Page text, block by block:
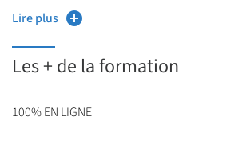
• Être capable de définir une stratégie de
Lire plus
Les + de la formation
100% EN LIGNE